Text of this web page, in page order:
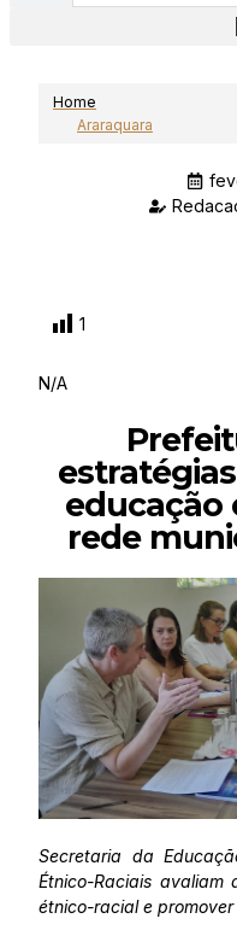
Home
Araraquara
1
N/A
educação
rede
Secretaria da
Étnico-Raciais
étnico-racial e